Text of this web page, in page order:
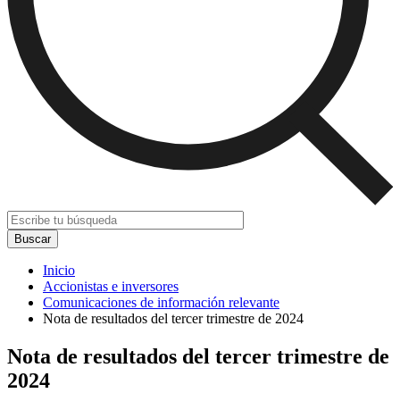
Inicio
Accionistas e inversores
Comunicaciones de información relevante
Nota de resultados del tercer trimestre de 2024
Nota de resultados del tercer trimestre de
2024